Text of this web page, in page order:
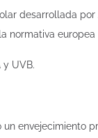
desarrollada por
normativa europea
UVB.
envejecimiento